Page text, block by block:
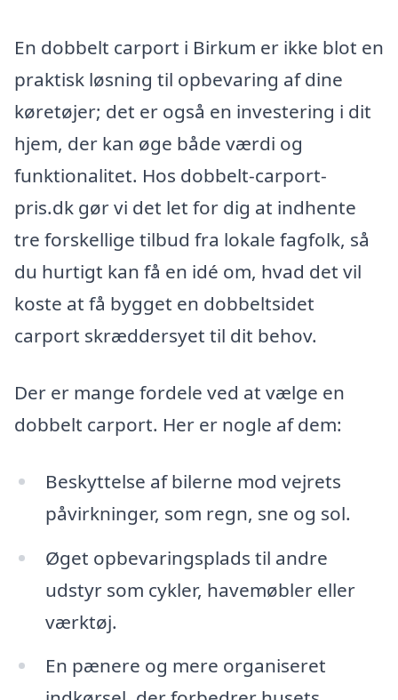
En dobbelt carport i Birkum er ikke blot en
praktisk løsning til opbevaring af dine
køretøjer; det er også en investering i dit
hjem, der kan øge både værdi og
funktionalitet. Hos dobbelt-carport-
pris.dk gør vi det let for dig at indhente
tre forskellige tilbud fra lokale fagfolk, så
du hurtigt kan få en idé om, hvad det vil
koste at få bygget en dobbeltsidet
carport skræddersyet til dit behov.
Der er mange fordele ved at vælge en
dobbelt carport. Her er nogle af dem:
Beskyttelse af bilerne mod vejrets
påvirkninger, som regn, sne og sol.
Øget opbevaringsplads til andre
udstyr som cykler, havemøbler eller
værktøj.
En pænere og mere organiseret